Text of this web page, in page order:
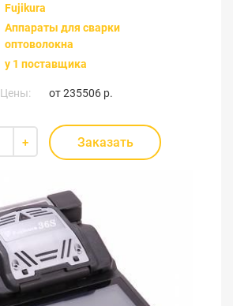
Fujikura
Аппараты для сварки
оптоволокна
у 1 поставщика
Цены: от235506 р.
+ Заказать